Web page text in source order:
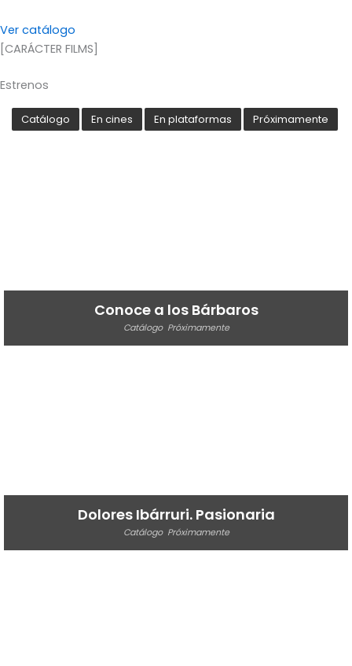
Ver catálogo
[CARÁCTER FILMS]
Estrenos
Catálogo En cines En plataformas Próximamente
Conoce a los Bárbaros
Catálogo Próximamente
Dolores Ibárruri. Pasionaria
Catálogo Próximamente